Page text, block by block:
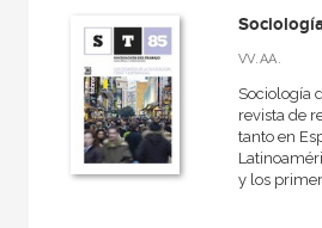
VV.AA.
Sociología
revista de
tanto en
y los